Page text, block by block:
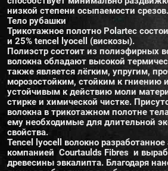
низкой степени осыпаемости срезов.
Тело рубашки
Трикотажное полотно Polartec
и 25% tencel lyocell (вискозы).
Полиэстр состоит из полиэфирных
волокна обладают высокой
также является лёгким, упругим,
морозостойким, стойким к гниению
устойчивым к действию моли
стирке и химической чистке.
волокна в трикотажном полотне
ему необходимые для длительной
свойства.
Tencel lyocell волокно разработанное
компанией Courtaulds Fibres и
древесины эвкалипта. Благодаря